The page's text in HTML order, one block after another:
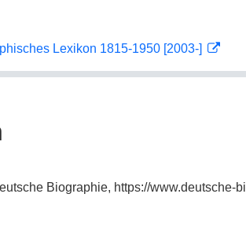
Lexikon 1815-1950 [2003-]
Biographie, https://